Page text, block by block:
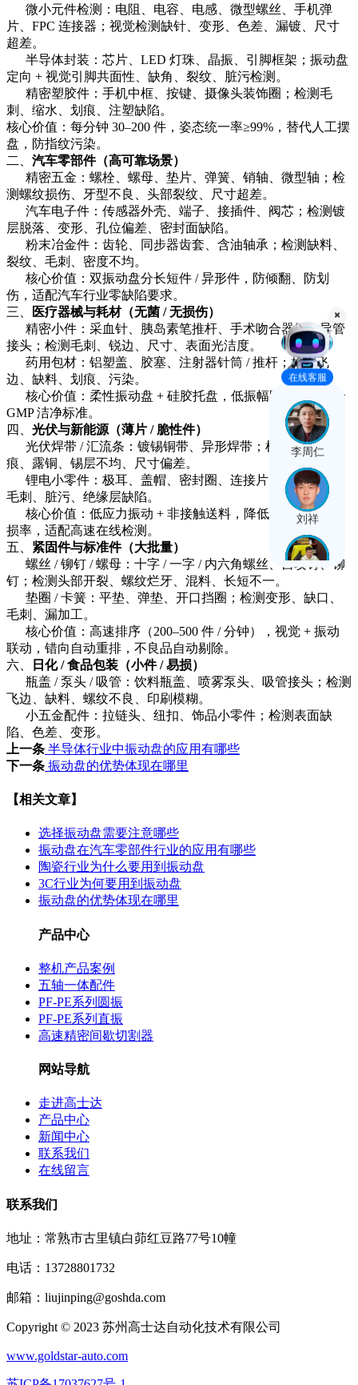
微小元件检测：电阻、电容、电感、微型螺丝、手机弹
片、FPC 连接器；视觉检测缺针、变形、色差、漏镀、尺寸
超差。
半导体封装：芯片、LED 灯珠、晶振、引脚框架；振动盘
定向 + 视觉引脚共面性、缺角、裂纹、脏污检测。
精密塑胶件：手机中框、按键、摄像头装饰圈；检测毛
刺、缩水、划痕、注塑缺陷。
核心价值：每分钟 30–200 件，姿态统一率≥99%，替代人工摆
盘，防指纹污染。
二、 汽车零部件（高可靠场景）
精密五金：螺栓、螺母、垫片、弹簧、销轴、微型轴；检
测螺纹损伤、牙型不良、头部裂纹、尺寸超差。
汽车电子件：传感器外壳、端子、接插件、阀芯；检测镀
层脱落、变形、孔位偏差、密封面缺陷。
粉末冶金件：齿轮、同步器齿套、含油轴承；检测缺料、
裂纹、毛刺、密度不均。
核心价值：双振动盘分长短件 / 异形件，防倾翻、防划
伤，适配汽车行业零缺陷要求。
三、
医疗器械与耗材（无菌 / 无损伤）
精密小件：采血针、胰岛素笔推杆、手术吻合器钉、导管
接头；检测毛刺、锐边、尺寸、表面光洁度。
药用包材：铝塑盖、胶塞、注射器针筒 / 推杆；检测飞
边、缺料、划痕、污染。
核心价值：柔性振动盘 + 硅胶托盘，低振幅防损伤，符合
GMP 洁净标准。
四、 光伏与新能源（薄片 / 脆性件）
光伏焊带 / 汇流条：镀锡铜带、异形焊带；检测表面划
痕、露铜、锡层不均、尺寸偏差。
锂电小零件：极耳、盖帽、密封圈、连接片；检测变形、
毛刺、脏污、绝缘层缺陷。
核心价值：低应力振动 + 非接触送料，降低薄片 / 脆件破
损率，适配高速在线检测。
五、 紧固件与标准件（大批量）
螺丝 / 铆钉 / 螺母：十字 / 一字 / 内六角螺丝、自攻钉、铆
钉；检测头部开裂、螺纹烂牙、混料、长短不一。
垫圈 / 卡簧：平垫、弹垫、开口挡圈；检测变形、缺口、
毛刺、漏加工。
核心价值：高速排序（200–500 件 / 分钟），视觉 + 振动
联动，错向自动重排，不良品自动剔除。
六、
日化 / 食品包装（小件 / 易损）
瓶盖 / 泵头 / 吸管：饮料瓶盖、喷雾泵头、吸管接头；检测
飞边、缺料、螺纹不良、印刷模糊。
小五金配件：拉链头、纽扣、饰品小零件；检测表面缺
陷、色差、变形。
上一条 半导体行业中振动盘的应用有哪些
下一条 振动盘的优势体现在哪里
【相关文章】
选择振动盘需要注意哪些
振动盘在汽车零部件行业的应用有哪些
陶瓷行业为什么要用到振动盘
3C行业为何要用到振动盘
振动盘的优势体现在哪里
产品中心
整机产品案例
五轴一体配件
PF-PE系列圆振
PF-PE系列直振
高速精密间歇切割器
网站导航
走进高士达
产品中心
新闻中心
联系我们
在线留言
联系我们
地址：常熟市古里镇白茆红豆路77号10幢
电话：13728801732
邮箱：liujinping@goshda.com
Copyright © 2023 苏州高士达自动化技术有限公司
www.goldstar-auto.com
在线客服
李周仁
刘祥